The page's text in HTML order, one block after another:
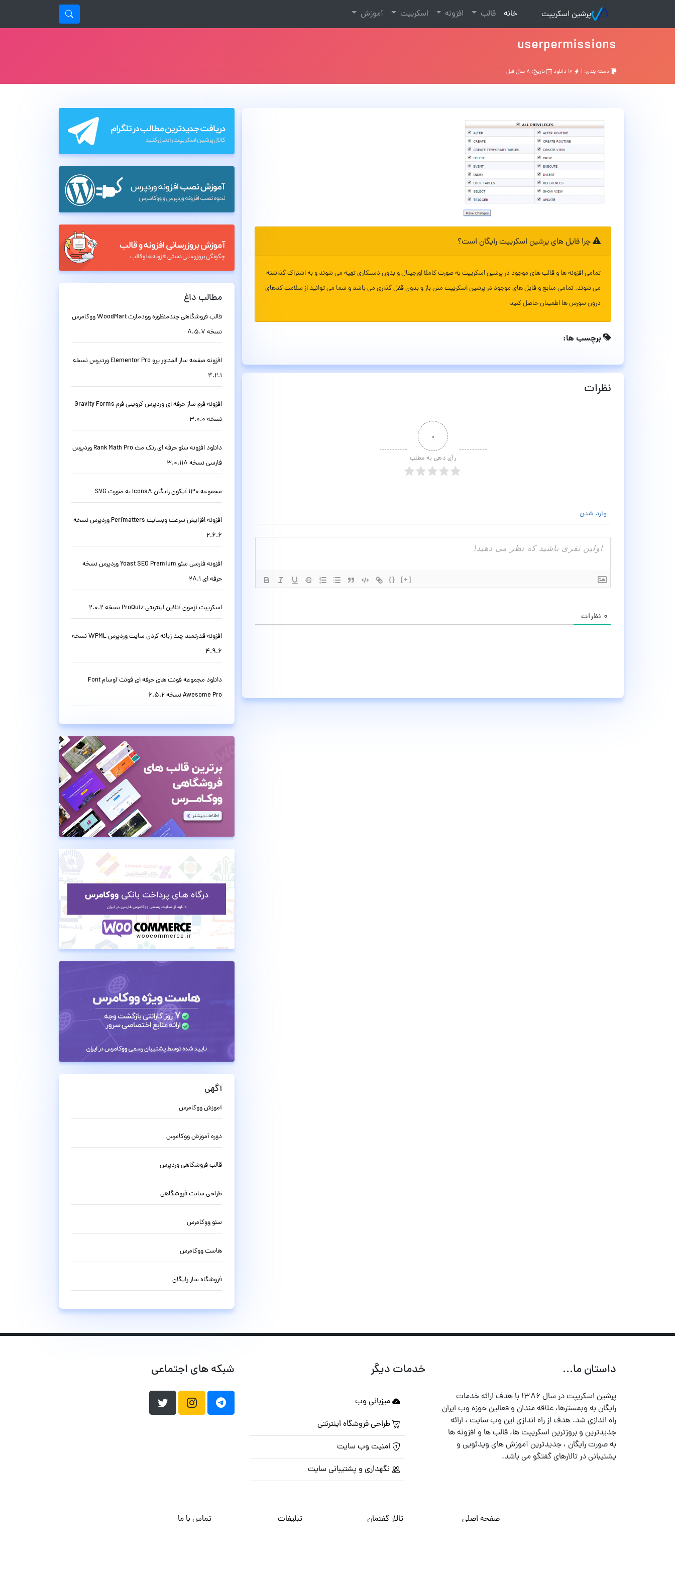
پرشین اسکریپت خانه
(current) قالب افزونه اسکریپت آموزش
userpermissions
دسته بندی: | تاریخ: ۸ سال قبل
چرا فایل های پرشین اسکریپت رایگان است؟
تمامی افزونه ها و قالب های موجود در پرشین اسکریپت به صورت کاملا اورجینال و بدون دستکاری تهیه می شوند و به اشتراک گذاشته
می شوند. تمامی منابع و فایل های موجود در پرشین اسکریپت متن باز و بدون قفل گذاری می باشد و شما می توانید از سلامت کدهای
درون سورس ها اطمینان حاصل کنید
برچسب ها:
نظرات
۰
رأی دهی به مطلب
وارد شدن
{} [+]
۰ نظرات
مطالب داغ
قالب فروشگاهی چندمنظوره وودمارت WoodMart ووکامرس
نسخه 8.5.7
افزونه صفحه ساز المنتور پرو Elementor Pro وردپرس نسخه
4.2.1
افزونه فرم ساز حرفه ای وردپرس گرویتی فرم Gravity Forms
نسخه 3.0.0
دانلود افزونه سئو حرفه ای رنک مث Rank Math Pro وردپرس
فارسی نسخه 3.0.118
مجموعه 130 آیکون رایگان Icons8 به صورت SVG
افزونه افزایش سرعت وبسایت Perfmatters وردپرس نسخه
2.6.6
افزونه فارسی سئو Yoast SEO Premium وردپرس نسخه
حرفه ای 28.1
اسکریپت آزمون آنلاین اینترنتی ProQuiz نسخه 2.0.2
افزونه قدرتمند چند زبانه کردن سایت وردپرس WPML نسخه
4.9.6
دانلود مجموعه فونت های حرفه ای فونت آوسام Font
Awesome Pro نسخه 6.5.2
آگهی
آموزش ووکامرس
دوره آموزش ووکامرس
قالب فروشگاهی وردپرس
طراحی سایت فروشگاهی
سئو ووکامرس
هاست ووکامرس
فروشگاه ساز رایگان
داستان ما...
پرشین اسکریپت در سال ۱۳۸۶ با هدف ارائه خدمات
رایگان به وبمسترها، علاقه مندان و فعالین حوزه وب ایران
راه اندازی شد. هدف از راه اندازی این وب سایت ، ارائه
جدیدترین و بروزترین اسکریپت ها، قالب ها و افزونه ها
به صورت رایگان ، جدیدترین آموزش های ویدئویی و
پشتیبانی در تالارهای گفتگو می باشد.
خدمات دیگر
میزبانی وب
طراحی فروشگاه اینترنتی
امنیت وب سایت
نگهداری و پشتیبانی سایت
شبکه های اجتماعی
صفحه اصلی تالار گفتمان تبلیغات تماس با ما